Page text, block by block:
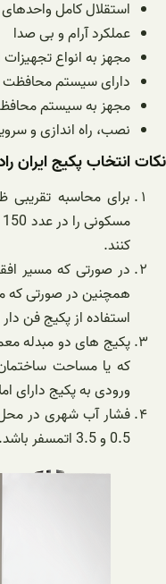
استقلال کامل
عملکرد آرام و بی صدا
مجهز به انواع تجهیزات
دارای سیستم محافظت
مجهز به سیستم
نصب، راه اندازی و
نکات انتخاب پکیج ایران
برای محاسبه تقریبی
کنند.
همچنین در صورتی که
استفاده از پکیج فن
پکیج های دو مبدله
ورودی به پکیج دارای
فشار آب شهری در
0.5 و 3.5 اتمسفر باشد.